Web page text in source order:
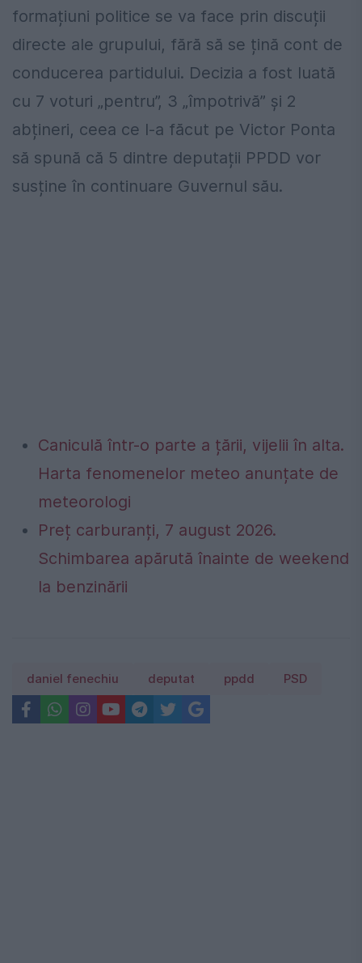
formațiuni politice se va face prin discuții
directe ale grupului, fără să se țină cont de
conducerea partidului. Decizia a fost luată
cu 7 voturi „pentru”, 3 „împotrivă” și 2
abțineri, ceea ce l-a făcut pe Victor Ponta
să spună că 5 dintre deputații PPDD vor
susține în continuare Guvernul său.
Caniculă într-o parte a țării, vijelii în alta.
Harta fenomenelor meteo anunțate de
meteorologi
Preț carburanți, 7 august 2026.
Schimbarea apărută înainte de weekend
la benzinării
daniel fenechiu deputat ppdd PSD